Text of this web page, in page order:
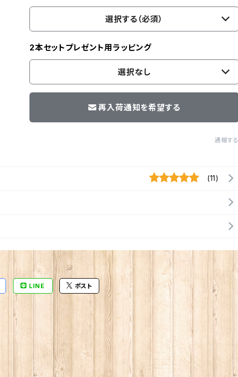
選択する（必須）
2本セットプレゼント用ラッピング
選択なし
再入荷通知を希望する
通報する
(11)
LINE ポスト